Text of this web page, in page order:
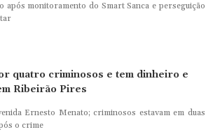
após monitoramento do Smart Sanca e perseguição
quatro criminosos e tem dinheiro e
Ribeirão Pires
Ernesto Menato; criminosos estavam em duas
o crime